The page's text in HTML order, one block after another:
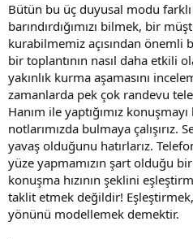
Bütün bu üç duyusal modu
barındırdığımızı bilmek, bir
kurabilmemiz açısından önemli
bir toplantının nasıl daha etkili
yakınlık kurma aşamasını
zamanlarda pek çok randevu
Hanım ile yaptığımız
notlarımızda bulmaya çalışırız.
yavaş olduğunu hatırlarız.
yüze yapmamızın şart olduğu
konuşma hızının şeklini
taklit etmek değildir!
yönünü modellemek demektir.